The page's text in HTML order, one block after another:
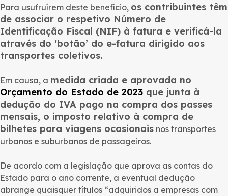
Para usufruírem deste benefício, os contribuintes têm
de associar o respetivo Número de
Identificação Fiscal (NIF) à fatura e verificá-la
através do ‘botão’ do e-fatura dirigido aos
transportes coletivos.
Em causa, a medida criada e aprovada no
Orçamento do Estado de 2023 que junta à
dedução do IVA pago na compra dos passes
mensais, o imposto relativo à compra de
bilhetes para viagens ocasionais nos transportes
urbanos e suburbanos de passageiros.
De acordo com a legislação que aprova as contas do
Estado para o ano corrente, a eventual dedução
abrange quaisquer títulos “adquiridos a empresas com